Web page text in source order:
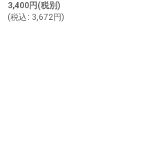
3,400円 (税別)
(税込 : 3,672円)